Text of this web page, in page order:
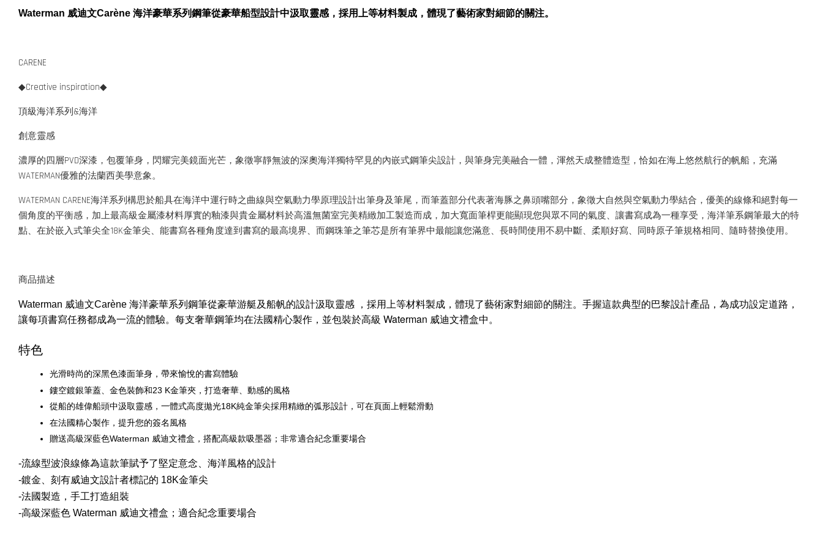
Waterman 威迪文Carène 海洋豪華系列鋼筆從豪華船型設計中汲取靈感，採用上等材料製成，體現了藝術家對細節的關注。
CARENE
◆Creative inspiration◆
頂級海洋系列&海洋
創意靈感
濃厚的四層PVD深漆，包覆筆身，閃耀完美鏡面光芒，象徵寧靜無波的深奧海洋獨特罕見的內嵌式鋼筆尖設計，與筆身完美融合一體，渾然天成整體造型，恰如在海上悠然航行的帆船，充滿
WATERMAN優雅的法蘭西美學意象。
WATERMAN CARENE海洋系列構思於船具在海洋中運行時之曲線與空氣動力學原理設計出筆身及筆尾，而筆蓋部分代表著海豚之鼻頭嘴部分，象徵大自然與空氣動力學結合，優美的線條和絕對每一
個角度的平衡感，加上最高級金屬漆材料厚實的釉漆與貴金屬材料於高溫無菌室完美精緻加工製造而成，加大寬面筆桿更能顯現您與眾不同的氣度、讓書寫成為一種享受，海洋筆系鋼筆最大的特
點、在於嵌入式筆尖全18K金筆尖、能書寫各種角度達到書寫的最高境界、而鋼珠筆之筆芯是所有筆界中最能讓您滿意、長時間使用不易中斷、柔順好寫、同時原子筆規格相同、隨時替換使用。
商品描述
Waterman 威迪文Carène 海洋豪華系列鋼筆從豪華游艇及船帆的設計汲取靈感 ，採用上等材料製成，體現了藝術家對細節的關注。手握這款典型的巴黎設計產品，為成功設定道路，
讓每項書寫任務都成為一流的體驗。每支奢華鋼筆均在法國精心製作，並包裝於高級 Waterman 威迪文禮盒中。
特色
光滑時尚的深黑色漆面筆身，帶來愉悅的書寫體驗
鏤空鍍銀筆蓋、金色裝飾和23 K金筆夾，打造奢華、動感的風格
從船的雄偉船頭中汲取靈感，一體式高度拋光18K純金筆尖採用精緻的弧形設計，可在頁面上輕鬆滑動
在法國精心製作，提升您的簽名風格
贈送高級深藍色Waterman 威迪文禮盒，搭配高級款吸墨器；非常適合紀念重要場合
-流線型波浪線條為這款筆賦予了堅定意念、海洋風格的設計
-鍍金、刻有威迪文設計者標記的 18K金筆尖
-法國製造，手工打造組裝
-高級深藍色 Waterman 威迪文禮盒；適合紀念重要場合